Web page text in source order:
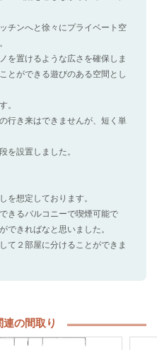
ンへと徐々にプライベート空
を置けるような広さを確保しま
とができる遊びのある空間とし
。
行き来はできませんが、短く単
を設置しました。
を想定しております。
きるバルコニーで喫煙可能で
できればなと思いました。
て２部屋に分けることができま
の間取り